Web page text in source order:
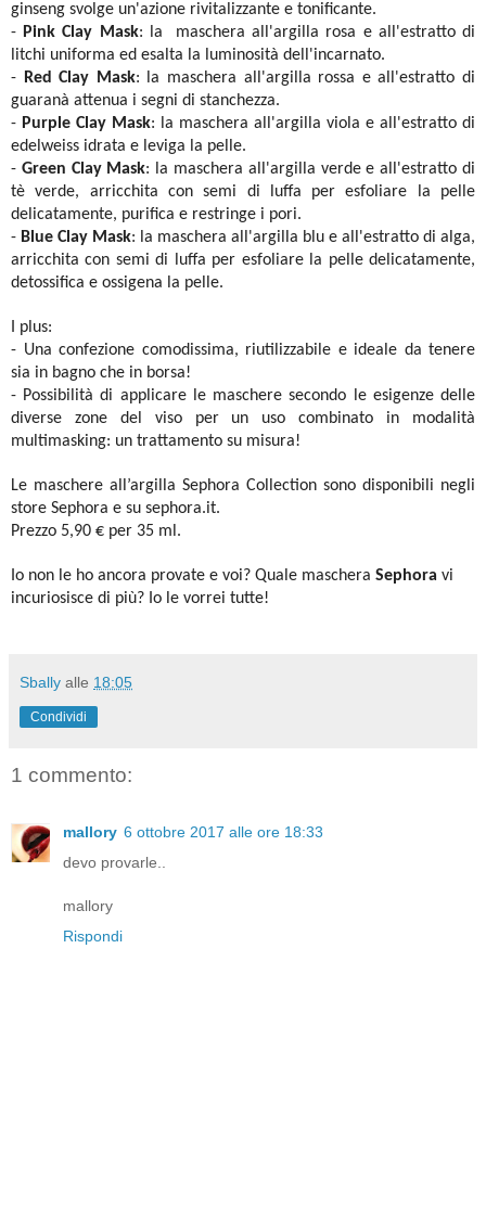
ginseng svolge un'azione rivitalizzante e tonificante.
- Pink Clay Mask: la maschera all'argilla rosa e all'estratto di
litchi uniforma ed esalta la luminosità dell'incarnato.
-
Red Clay Mask: la maschera all'argilla rossa e all'estratto di
guaranà attenua i segni di stanchezza.
- Purple Clay Mask: la maschera all'argilla viola e all'estratto di
edelweiss idrata e leviga la pelle.
- Green Clay Mask: la maschera all'argilla verde e all'estratto di
tè verde, arricchita con semi di luffa per esfoliare la pelle
delicatamente, purifica e restringe i pori.
- Blue Clay Mask: la maschera all'argilla blu e all'estratto di alga,
arricchita con semi di luffa per esfoliare la pelle delicatamente,
detossifica e ossigena la pelle.
I plus:
- Una confezione comodissima, riutilizzabile e ideale da tenere
sia in bagno che in borsa!
- Possibilità di applicare le maschere secondo le esigenze delle
diverse zone del viso per un uso combinato in modalità
multimasking: un trattamento su misura!
Le maschere all’argilla Sephora Collection sono disponibili negli
store Sephora e su sephora.it.
Prezzo 5,90 € per 35 ml.
Io non le ho ancora provate e voi? Quale maschera Sephora vi
incuriosisce di più? Io le vorrei tutte!
Sbally alle 18:05
Condividi
1 commento:
mallory 6 ottobre 2017 alle ore 18:33
devo provarle..
mallory
Rispondi